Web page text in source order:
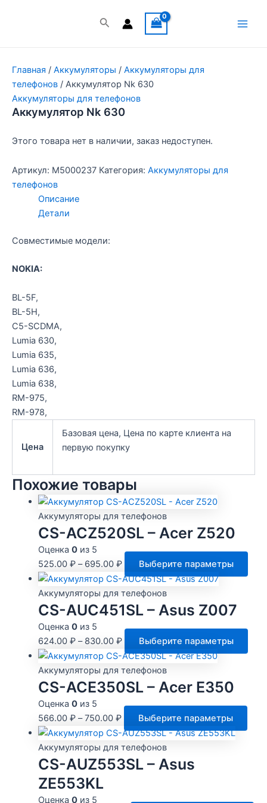
Поиск
Главная / Аккумуляторы / Аккумуляторы для
телефонов / Аккумулятор Nk 630
Аккумуляторы для телефонов
Аккумулятор Nk 630
Этого товара нет в наличии, заказ недоступен.
Артикул: M5000237 Категория: Аккумуляторы для
телефонов
Описание
Детали
Совместимые модели:
NOKIA:
BL-5F,
BL-5H,
C5-SCDMA,
Lumia 630,
Lumia 635,
Lumia 636,
Lumia 638,
RM-975,
RM-978,
Цена
Базовая цена, Цена по карте клиента на
первую покупку
Похожие товары
Аккумуляторы для телефонов
CS-ACZ520SL – Acer Z520
Оценка 0из 5
525.00 ₽– 695.00 ₽ Выберите параметры
Аккумуляторы для телефонов
CS-AUC451SL – Asus Z007
Оценка 0из 5
624.00 ₽– 830.00 ₽ Выберите параметры
Аккумуляторы для телефонов
CS-ACE350SL – Acer E350
Оценка 0из 5
566.00 ₽–750.00 ₽ Выберите параметры
Аккумуляторы для телефонов
CS-AUZ553SL – Asus
ZE553KL
Оценка 0из 5